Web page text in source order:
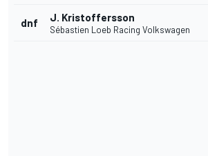
dnf J. Kristoffersson
Sébastien Loeb Racing Volkswagen